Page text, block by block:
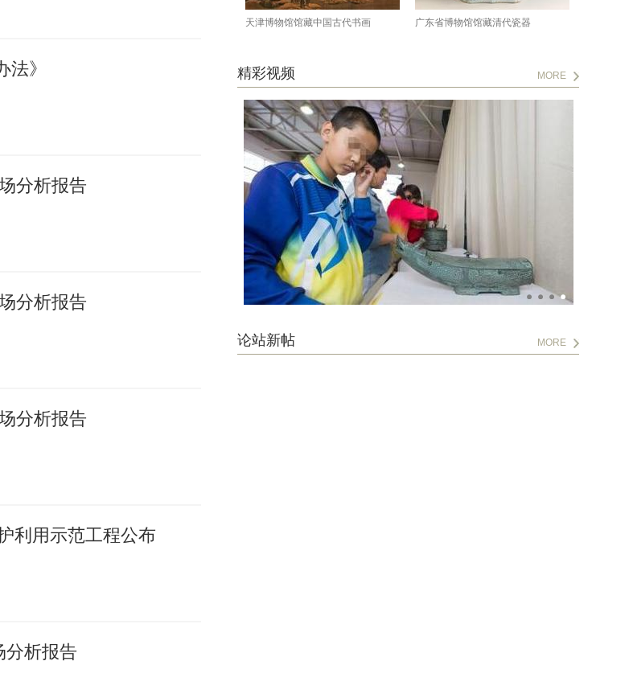
》
分析报告
分析报告
分析报告
利用示范工程公布
分析报告
天津博物馆馆藏中国古代书画 广东省博物馆馆藏清代瓷器
精彩视频 MORE
论站新帖 MORE